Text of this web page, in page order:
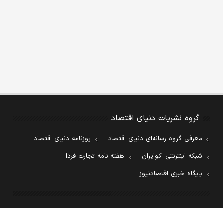
گروه نشریات دنیای اقتصاد
معرفی گروه رسانه‌ای دنیای اقتصاد
روزنامه دنیای اقتصاد
شبکه اینترنتی اکوایران
هفته نامه تجارت فردا
پایگاه خبری اقتصادنیوز